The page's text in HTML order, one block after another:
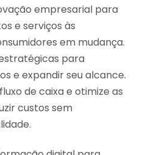
empresarial para
e serviços às
em mudança.
para
e expandir seu alcance.
de caixa e otimize as
custos sem